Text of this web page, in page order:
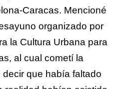
Caracas. Mencioné
organizado por
la Cultura Urbana para
al cual cometí la
que había faltado